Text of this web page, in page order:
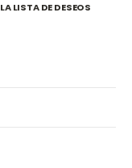
LISTA DE DESEOS